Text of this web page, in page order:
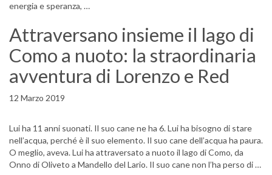
energia e speranza, …
Attraversano insieme il lago di
Como a nuoto: la straordinaria
avventura di Lorenzo e Red
12 Marzo 2019
Lui ha 11 anni suonati. Il suo cane ne ha 6. Lui ha bisogno di stare
nell’acqua, perché è il suo elemento. Il suo cane dell’acqua ha paura.
O meglio, aveva. Lui ha attraversato a nuoto il lago di Como, da
Onno di Oliveto a Mandello del Lario. Il suo cane non l’ha perso di …